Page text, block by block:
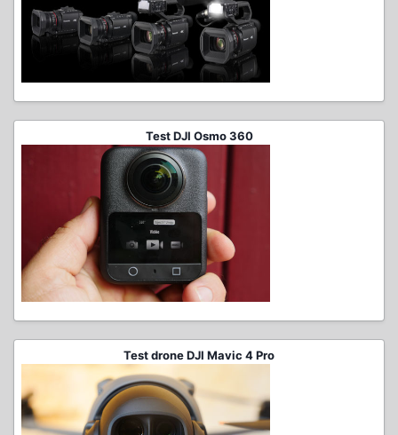
Test DJI Osmo 360
Test drone DJI Mavic 4 Pro